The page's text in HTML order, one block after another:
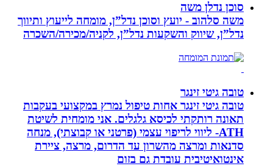
סוכן נדלן משה
משה סלהוב - יועץ וסוכן נדל”ן, מומחה לייעוץ ותיווך
נדל”ן, שיווק והשקעות נדל”ן, לקניה/מכירה/השכרה
טובה גיטי זינגר
טובה גיטי זינגר אחות טיפול נמרץ במקצועי בעקבות
תאונה רותקתי לכיסא גלגלים. אני מומחית לשיטת
ATH- ליווי לריפוי עצמי (פרטני או קבוצתי), מנחה
סדנאות ומרצה מהשרון עד הדרום, מרצה, ציירת
אינטואיטיבית עובדת גם בזום